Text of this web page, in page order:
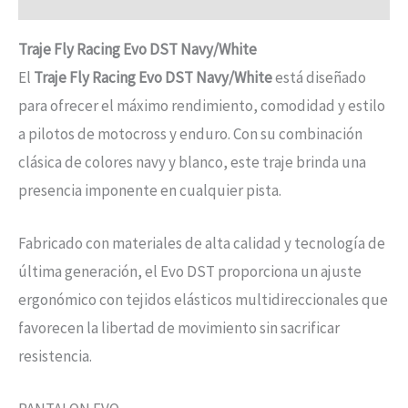
Traje Fly Racing Evo DST Navy/White
El Traje Fly Racing Evo DST Navy/Whiteestá diseñado
para ofrecer el máximo rendimiento, comodidad y estilo
a pilotos de motocross y enduro. Con su combinación
clásica de colores navy y blanco, este traje brinda una
presencia imponente en cualquier pista.
Fabricado con materiales de alta calidad y tecnología de
última generación, el Evo DST proporciona un ajuste
ergonómico con tejidos elásticos multidireccionales que
favorecen la libertad de movimiento sin sacrificar
resistencia.